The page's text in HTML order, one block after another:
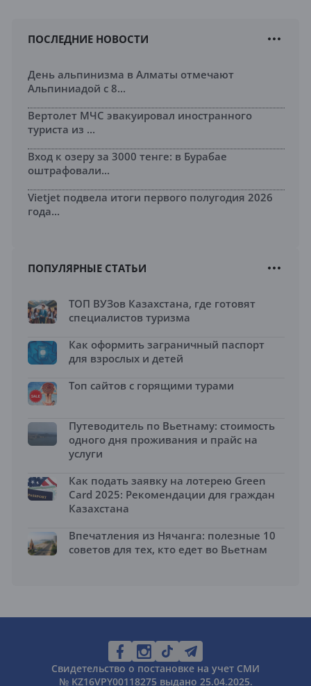
ПОСЛЕДНИЕ НОВОСТИ
День альпинизма в Алматы отмечают
Альпиниадой с 8...
Вертолет МЧС эвакуировал иностранного
туриста из ...
Вход к озеру за 3000 тенге: в Бурабае
оштрафовали...
Vietjet подвела итоги первого полугодия 2026
года...
ПОПУЛЯРНЫЕ СТАТЬИ
ТОП ВУЗов Казахстана, где готовят
специалистов туризма
Как оформить заграничный паспорт
для взрослых и детей
Топ сайтов с горящими турами
Путеводитель по Вьетнаму: стоимость
одного дня проживания и прайс на
услуги
Как подать заявку на лотерею Green
Card 2025: Рекомендации для граждан
Казахстана
Впечатления из Нячанга: полезные 10
советов для тех, кто едет во Вьетнам
Свидетельство о постановке на учет СМИ
№ KZ16VPY00118275 выдано 25.04.2025.